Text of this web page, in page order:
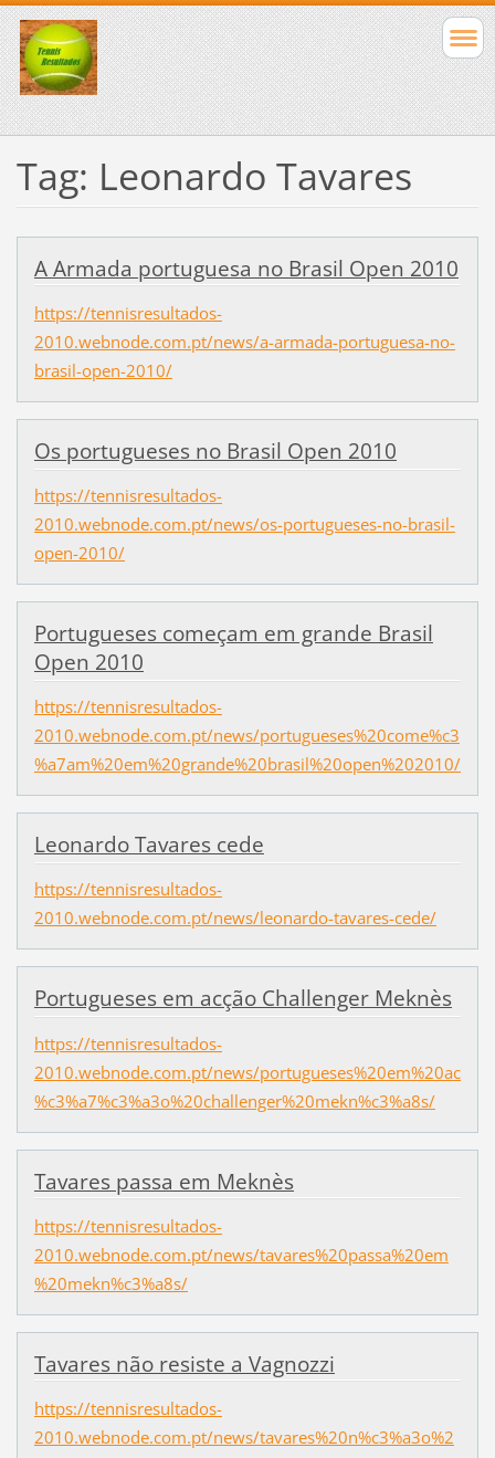
Tag: Leonardo Tavares
A Armada portuguesa no Brasil Open 2010
https://tennisresultados-
2010.webnode.com.pt/news/a-armada-portuguesa-no-
brasil-open-2010/
Os portugueses no Brasil Open 2010
https://tennisresultados-
2010.webnode.com.pt/news/os-portugueses-no-brasil-
open-2010/
Portugueses começam em grande Brasil
Open 2010
https://tennisresultados-
2010.webnode.com.pt/news/portugueses%20come%c3
%a7am%20em%20grande%20brasil%20open%202010/
Leonardo Tavares cede
https://tennisresultados-
2010.webnode.com.pt/news/leonardo-tavares-cede/
Portugueses em acção Challenger Meknès
https://tennisresultados-
2010.webnode.com.pt/news/portugueses%20em%20ac
%c3%a7%c3%a3o%20challenger%20mekn%c3%a8s/
Tavares passa em Meknès
https://tennisresultados-
2010.webnode.com.pt/news/tavares%20passa%20em
%20mekn%c3%a8s/
Tavares não resiste a Vagnozzi
https://tennisresultados-
2010.webnode.com.pt/news/tavares%20n%c3%a3o%2